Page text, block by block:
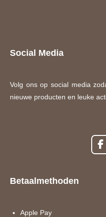
Social Media
Volg ons op social media
nieuwe producten en leuke
F
a
Betaalmethoden
Apple Pay